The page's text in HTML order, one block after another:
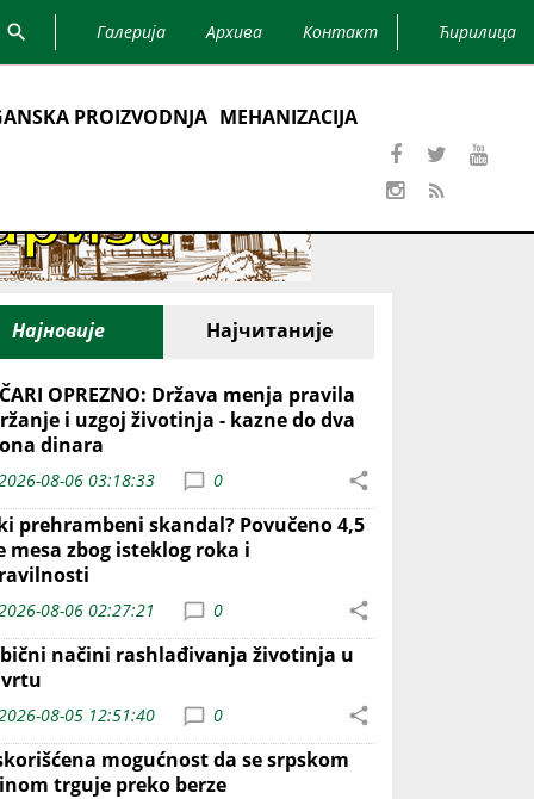
Галерија Архива Контакт Ћирилица
PROIZVODNJA MEHANIZACIJA
Најновије Најчитаније
OPREZNO: Država menja pravila
i uzgoj životinja - kazne do dva
dinara
08-06 03:18:33 0
prehrambeni skandal? Povučeno 4,5
mesa zbog isteklog roka i
08-06 02:27:21 0
načini rashlađivanja životinja u
vrtu
08-05 12:51:40 0
mogućnost da se srpskom
trguje preko berze